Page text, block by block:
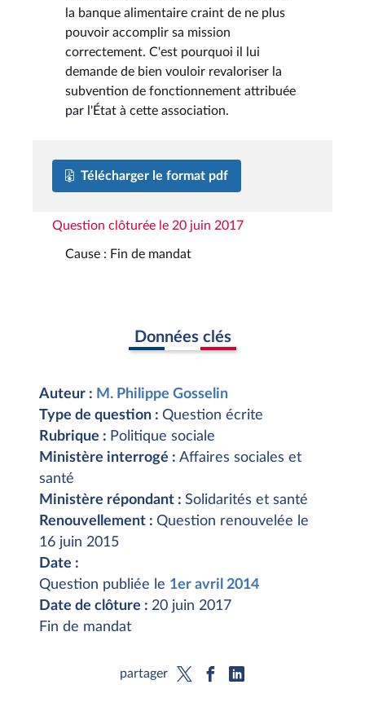
la banque alimentaire craint de ne plus
pouvoir accomplir sa mission
correctement. C'est pourquoi il lui
demande de bien vouloir revaloriser la
subvention de fonctionnement attribuée
par l'État à cette association.
Télécharger le format pdf
Question clôturée le 20 juin 2017
Cause : Fin de mandat
Données clés
Auteur : M. Philippe Gosselin
Type de question : Question écrite
Rubrique : Politique sociale
Ministère interrogé : Affaires sociales et
santé
Ministère répondant : Solidarités et santé
Renouvellement : Question renouvelée le
16 juin 2015
Date :
Question publiée le 1er avril 2014
Date de clôture : 20 juin 2017
Fin de mandat
partager